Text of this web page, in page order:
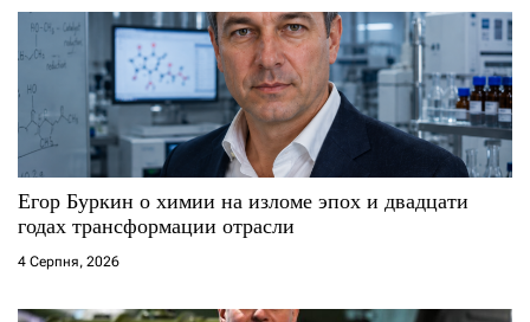
а
п
и
с
і
в
Егор Буркин о химии на изломе эпох и двадцати
годах трансформации отрасли
4 Серпня, 2026